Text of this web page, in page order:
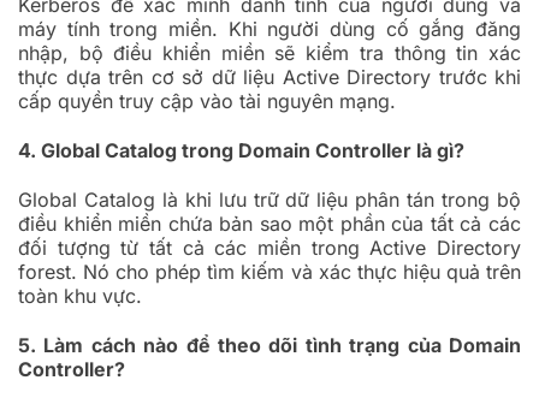
Kerberos để xác minh danh tính của người dùng và
máy tính trong miền. Khi người dùng cố gắng đăng
nhập, bộ điều khiển miền sẽ kiểm tra thông tin xác
thực dựa trên cơ sở dữ liệu Active Directory trước khi
cấp quyền truy cập vào tài nguyên mạng.
4. Global Catalog trong Domain Controller là gì?
Global Catalog là khi lưu trữ dữ liệu phân tán trong bộ
điều khiển miền chứa bản sao một phần của tất cả các
đối tượng từ tất cả các miền trong Active Directory
forest. Nó cho phép tìm kiếm và xác thực hiệu quả trên
toàn khu vực.
5. Làm cách nào để theo dõi tình trạng của Domain
Controller?